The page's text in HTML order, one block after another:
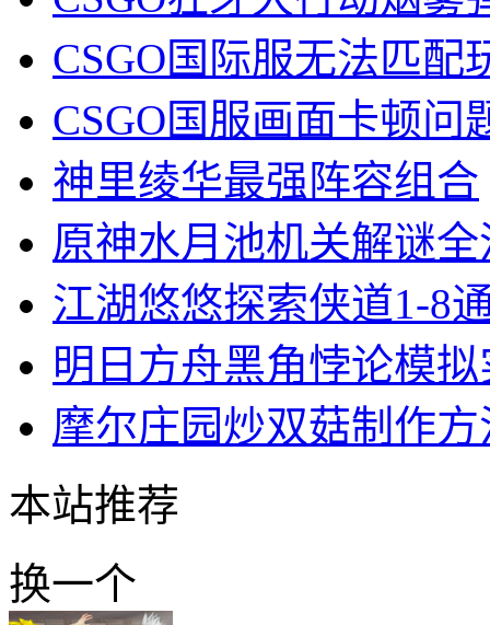
CSGO国际服无法匹配
CSGO国服画面卡顿问
神里绫华最强阵容组合
原神水月池机关解谜全
江湖悠悠探索侠道1-8
明日方舟黑角悖论模
摩尔庄园炒双菇制作
本站推荐
换一个